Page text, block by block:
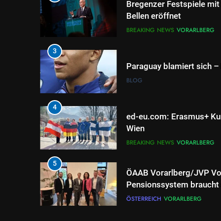
Bregenzer Festspiele
Bellen eröffnet
BREAKING NEWS VORARLBERG
3
Paraguay blamiert sich
BLOG
4
ed-eu.com: Erasmus+
Wien
BREAKING NEWS VORARLBERG
5
ÖAAB Vorarlberg/JVP
Pensionssystem braucht
mutige Weiterentwicklung
ÖSTERREICH VORARLBERG